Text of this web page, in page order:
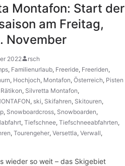
Montafon: Start der
am Freitag,
November
2022
rsch
, Familienurlaub, Freeride, Freeriden,
, Hochjoch, Montafon, Österreich, Pisten
Rätikon, Silvretta Montafon,
, ski, Skifahren, Skitouren,
, Snowboardcross, Snowboarden,
, Tiefschnee, Tiefschneeabfahrten,
, Tourengeher, Versettla, Verwall,
wieder so weit – das Skigebiet